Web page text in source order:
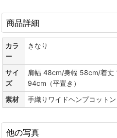
商品詳細
カラ
ー
きなり
サイ
ズ
肩幅 48cm/身幅 58cm/着
94cm（平置き）
素材
手織りワイドヘンプコットン
他の写真